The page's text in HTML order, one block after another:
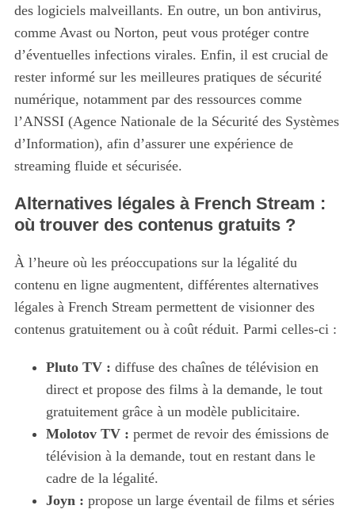
des logiciels malveillants. En outre, un bon antivirus,
comme Avast ou Norton, peut vous protéger contre
d’éventuelles infections virales. Enfin, il est crucial de
rester informé sur les meilleures pratiques de sécurité
numérique, notamment par des ressources comme
l’ANSSI (Agence Nationale de la Sécurité des Systèmes
d’Information), afin d’assurer une expérience de
streaming fluide et sécurisée.
Alternatives légales à French Stream :
où trouver des contenus gratuits ?
À l’heure où les préoccupations sur la légalité du
contenu en ligne augmentent, différentes alternatives
légales à French Stream permettent de visionner des
contenus gratuitement ou à coût réduit. Parmi celles-ci :
Pluto TV : diffuse des chaînes de télévision en
direct et propose des films à la demande, le tout
gratuitement grâce à un modèle publicitaire.
Molotov TV : permet de revoir des émissions de
télévision à la demande, tout en restant dans le
cadre de la légalité.
Joyn : propose un large éventail de films et séries
S